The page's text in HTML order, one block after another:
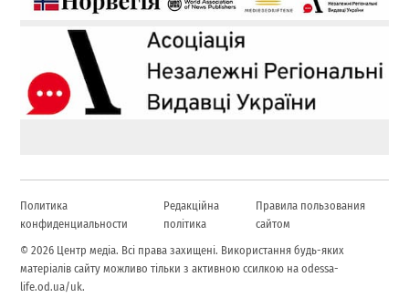
Политика
конфиденциальности
Редакційна
політика
Правила пользования
сайтом
© 2026 Центр медіа. Всі права захищені. Використання будь-яких
матеріалів сайту можливо тільки з активною ссилкою на odessa-
life.od.ua/uk.